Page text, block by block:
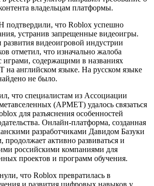
владельцам платформы.
подтвердили, что Roblox успешно
устранив запрещенные видеоигры.
видеоигровой индустрии
отметил, что изначально жалоба
играми, содержащими в названиях
на английском языке. На русском языке
не было.
что специалистам из Ассоциации
(АРМЕТ) удалось связаться
для разъяснения особенностей
Онлайн-платформа, созданная
разработчиками Давидом Базуки
активно развиваться и
российскими компаниями для
проектов и программ обучения.
что Roblox превратилась в
и развития цифровых навыков у